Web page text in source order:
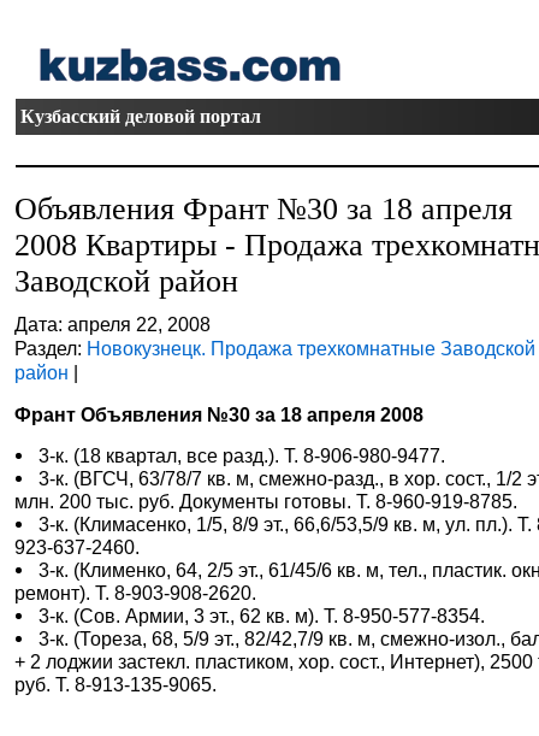
Кузбасский деловой портал
Объявления Франт №30 за 18 апреля
2008 Квартиры - Продажа
Заводской район
Дата: апреля 22, 2008
Раздел: Новокузнецк. Продажа трехкомнатные Заводской
район |
Франт Объявления №30 за 18 апреля 2008
3-к. (18 квартал, все разд.). Т. 8-906-980-9477.
3-к. (ВГСЧ, 63/78/7 кв. м, смежно-разд., в хор. сост., 1/2
млн. 200 тыс. руб. Документы готовы. Т. 8-960-919-8785.
3-к. (Климасенко, 1/5, 8/9 эт., 66,6/53,5/9 кв. м, ул. пл.). Т.
923-637-2460.
3-к. (Клименко, 64, 2/5 эт., 61/45/6 кв. м, тел., пластик.
ремонт). Т. 8-903-908-2620.
3-к. (Сов. Армии, 3 эт., 62 кв. м). Т. 8-950-577-8354.
3-к. (Тореза, 68, 5/9 эт., 82/42,7/9 кв. м, смежно-изол.,
+ 2 лоджии застекл. пластиком, хор. сост., Интернет), 2500
руб. Т. 8-913-135-9065.